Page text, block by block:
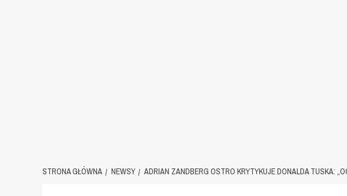
STRONA GŁÓWNA NEWSY ADRIAN ZANDBERG OSTRO KRYTYKUJE DONALDA TUSKA: